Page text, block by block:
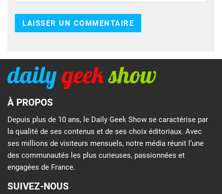
À PROPOS
Depuis plus de 10 ans, le Daily Geek Show se caractérise par
la qualité de ses contenus et de ses choix éditoriaux. Avec
ses millions de visiteurs mensuels, notre média réunit l’une
des communautés les plus curieuses, passionnées et
engagées de France.
SUIVEZ-NOUS